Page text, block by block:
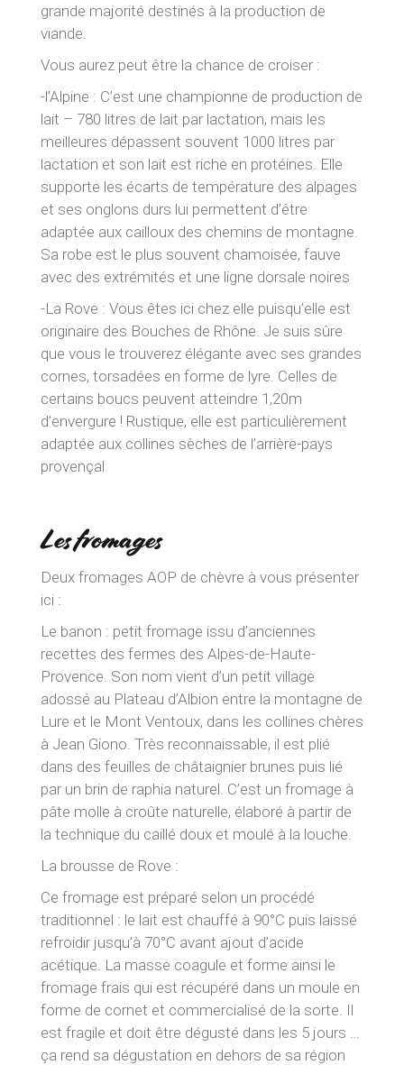
grande majorité destinés à la production de
viande.
Vous aurez peut être la chance de croiser :
-l’Alpine : C’est une championne de production de
lait – 780 litres de lait par lactation, mais les
meilleures dépassent souvent 1000 litres par
lactation et son lait est riche en protéines. Elle
supporte les écarts de température des alpages
et ses onglons durs lui permettent d’être
adaptée aux cailloux des chemins de montagne.
Sa robe est le plus souvent chamoisée, fauve
avec des extrémités et une ligne dorsale noires
-La Rove : Vous êtes ici chez elle puisqu’elle est
originaire des Bouches de Rhône. Je suis sûre
que vous le trouverez élégante avec ses grandes
cornes, torsadées en forme de lyre. Celles de
certains boucs peuvent atteindre 1,20m
d’envergure ! Rustique, elle est particulièrement
adaptée aux collines sèches de l’arrière-pays
provençal
Les fromages
Deux fromages AOP de chèvre à vous présenter
ici :
Le banon : petit fromage issu d’anciennes
recettes des fermes des Alpes-de-Haute-
Provence. Son nom vient d’un petit village
adossé au Plateau d’Albion entre la montagne de
Lure et le Mont Ventoux, dans les collines chères
à Jean Giono. Très reconnaissable, il est plié
dans des feuilles de châtaignier brunes puis lié
par un brin de raphia naturel. C’est un fromage à
pâte molle à croûte naturelle, élaboré à partir de
la technique du caillé doux et moulé à la louche.
La brousse de Rove :
Ce fromage est préparé selon un procédé
traditionnel : le lait est chauffé à 90°C puis laissé
refroidir jusqu’à 70°C avant ajout d’acide
acétique. La masse coagule et forme ainsi le
fromage frais qui est récupéré dans un moule en
forme de cornet et commercialisé de la sorte. Il
est fragile et doit être dégusté dans les 5 jours …
ça rend sa dégustation en dehors de sa région